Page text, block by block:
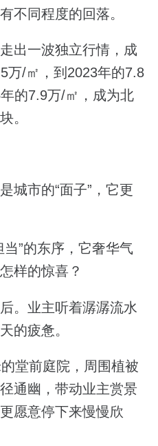
不同程度的回落。
出一波独立行情，成
万/㎡，到2023年的7.8
的7.9万/㎡，成为北
。
城市的“面子”，它更
”的东序，它奢华气
样的惊喜？
。业主听着潺潺流水
的疲惫。
堂前庭院，周围植被
通幽，带动业主赏景
愿意停下来慢慢欣